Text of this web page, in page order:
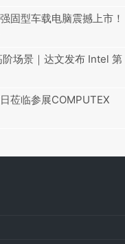
固型车载电脑震撼上市！
场景｜达文发布 Intel 第
莅临参展COMPUTEX